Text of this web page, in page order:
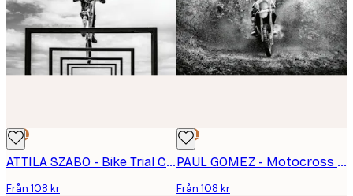
DEAL
ATTILA SZABO - Bike Trial Challenge Poster
Från 108 kr
DEAL
PAUL GOMEZ - Motocross lerstänk Poster
Från 108 kr